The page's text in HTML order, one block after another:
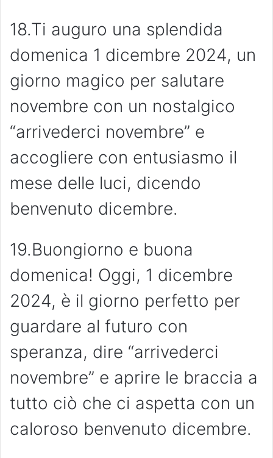
18.Ti auguro una splendida
domenica 1 dicembre 2024, un
giorno magico per salutare
novembre con un nostalgico
“arrivederci novembre” e
accogliere con entusiasmo il
mese delle luci, dicendo
benvenuto dicembre.
19.Buongiorno e buona
domenica! Oggi, 1 dicembre
2024, è il giorno perfetto per
guardare al futuro con
speranza, dire “arrivederci
novembre” e aprire le braccia a
tutto ciò che ci aspetta con un
caloroso benvenuto dicembre.